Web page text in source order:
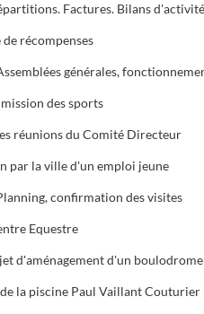
récompenses
des sports
réunions du Comité Directeur
par la ville d'un emploi jeune
confirmation des visites
Equestre
d'aménagement d'un boulodrome